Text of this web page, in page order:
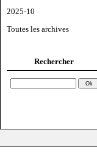
2025-10
Toutes les archives
Rechercher